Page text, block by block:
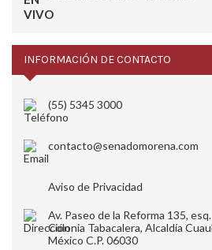
INFORMACIÓN DE CONTACTO
(55) 5345 3000
contacto@senadomorena.com
Aviso de Privacidad
Av. Paseo de la Reforma 135,
Colonia Tabacalera, Alcaldía
México C.P. 06030